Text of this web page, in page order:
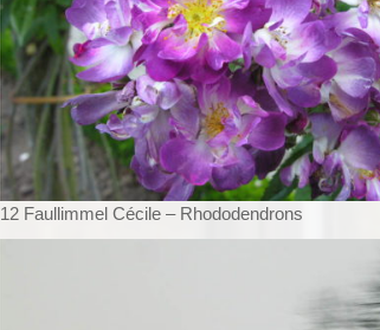
12 Faullimmel Cécile – Rhododendrons